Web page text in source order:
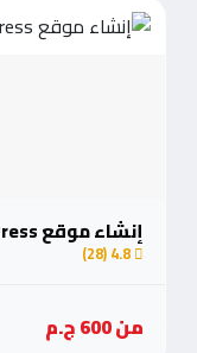
إنشاء موقع WordPress احترافي
4.8 (28)
من 600 ج.م